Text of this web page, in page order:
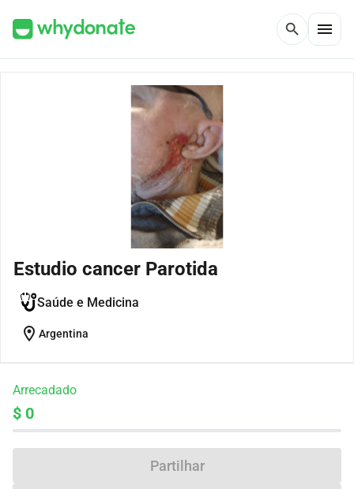
search menu
Estudio cancer Parotida
Saúde e Medicina
location_on Argentina
Arrecadado
$ 0
Partilhar